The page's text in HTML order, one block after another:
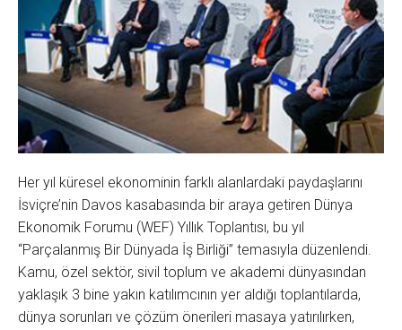
Her yıl küresel ekonominin farklı alanlardaki paydaşlarını
İsviçre’nin Davos kasabasında bir araya getiren Dünya
Ekonomik Forumu (WEF) Yıllık Toplantısı, bu yıl
“Parçalanmış Bir Dünyada İş Birliği” temasıyla düzenlendi.
Kamu, özel sektör, sivil toplum ve akademi dünyasından
yaklaşık 3 bine yakın katılımcının yer aldığı toplantılarda,
dünya sorunları ve çözüm önerileri masaya yatırılırken,